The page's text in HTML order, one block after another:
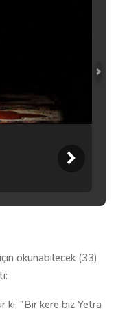
okunabilecek (33)
ki: "Bir kere biz Yetra